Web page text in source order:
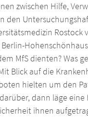
zwischen Hilfe,
den
Rostock
MfS dienten?
Blick auf die
hielten um den
dann läge
ihnen